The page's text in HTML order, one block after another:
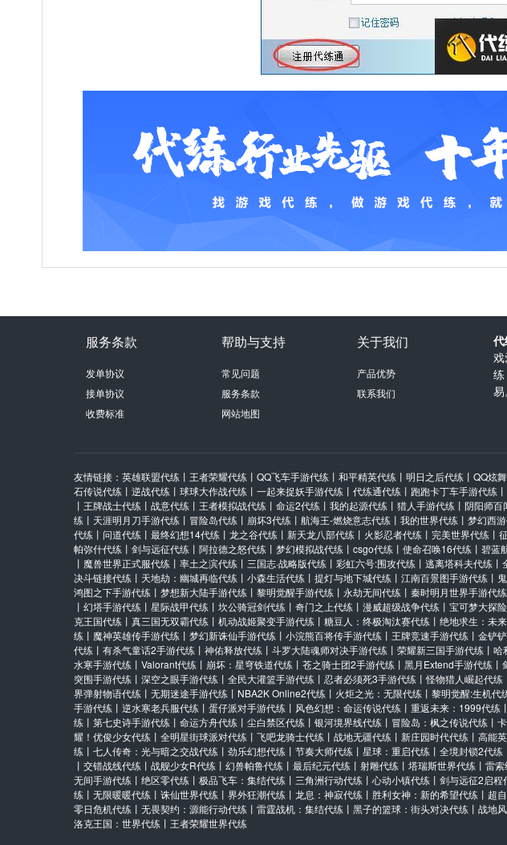
服务条款
发单协议
接单协议
收费标准
帮助与支持
常见问题
服务条款
网站地图
关于我们
产品优势
联系我们
易
友情链接： 英雄联盟代练 丨 王者荣耀代练 丨 QQ飞车手游代练 丨 和平精英代练 丨 明日之后代练 丨 QQ炫
石传说代练 丨 逆战代练 丨 球球大作战代练 丨 一起来捉妖手游代练 丨 代练通代练 丨 跑跑卡丁车手游代练 丨
丨 王牌战士代练 丨 战意代练 丨 王者模拟战代练 丨 命运2代练 丨 我的起源代练 丨 猎人手游代练 丨 阴阳师百
练 丨 天涯明月刀手游代练 丨 冒险岛代练 丨 崩坏3代练 丨 航海王-燃烧意志代练 丨 我的世界代练 丨 梦幻西
代练 丨 问道代练 丨 最终幻想14代练 丨 龙之谷代练 丨 新天龙八部代练 丨 火影忍者代练 丨 完美世界代练 丨
帕弥什代练 丨 剑与远征代练 丨 阿拉德之怒代练 丨 梦幻模拟战代练 丨 csgo代练 丨 使命召唤16代练 丨 碧蓝
丨 魔兽世界正式服代练 丨 率土之滨代练 丨 三国志·战略版代练 丨 彩虹六号:围攻代练 丨 逃离塔科夫代练 丨
决斗链接代练 丨 天地劫：幽城再临代练 丨 小森生活代练 丨 提灯与地下城代练 丨 江南百景图手游代练 丨
鸿图之下手游代练 丨 梦想新大陆手游代练 丨 黎明觉醒手游代练 丨 永劫无间代练 丨 秦时明月世界手游代练
丨 幻塔手游代练 丨 星际战甲代练 丨 坎公骑冠剑代练 丨 奇门之上代练 丨 漫威超级战争代练 丨 宝可梦大探
克王国代练 丨 真三国无双霸代练 丨 机动战姬聚变手游代练 丨 糖豆人：终极淘汰赛代练 丨 绝地求生：未
练 丨 魔神英雄传手游代练 丨 梦幻新诛仙手游代练 丨 小浣熊百将传手游代练 丨 王牌竞速手游代练 丨 金铲
代练 丨 有杀气童话2手游代练 丨 神佑释放代练 丨 斗罗大陆魂师对决手游代练 丨 荣耀新三国手游代练 丨 哈
水寒手游代练 丨 Valorant代练 丨 崩坏：星穹铁道代练 丨 苍之骑士团2手游代练 丨 黑月Extend手游代练 丨
突围手游代练 丨 深空之眼手游代练 丨 全民大灌篮手游代练 丨 忍者必须死3手游代练 丨怪物猎人崛起代练
界弹射物语代练 丨 无期迷途手游代练 丨 NBA2K Online2代练 丨 火炬之光：无限代练 丨 黎明觉醒:生机代
手游代练 丨 逆水寒老兵服代练 丨 蛋仔派对手游代练 丨 风色幻想：命运传说代练 丨 重返未来：1999代练 丨
练 丨 第七史诗手游代练 丨 命运方舟代练 丨 尘白禁区代练 丨 银河境界线代练 丨 冒险岛：枫之传说代练 丨
耀！优俊少女代练 丨 全明星街球派对代练 丨 飞吧龙骑士代练 丨 战地无疆代练 丨 新庄园时代代练 丨 高能
练 丨 七人传奇：光与暗之交战代练 丨 劲乐幻想代练 丨 节奏大师代练 丨 星球：重启代练 丨 全境封锁2代练
丨 交错战线代练 丨 战舰少女R代练 丨 幻兽帕鲁代练 丨 最后纪元代练 丨 射雕代练 丨 塔瑞斯世界代练 丨 雷索
无间手游代练 丨 绝区零代练 丨 极品飞车：集结代练 丨 三角洲行动代练 丨 心动小镇代练 丨 剑与远征2启程
练 丨 无限暖暖代练 丨 诛仙世界代练 丨 界外狂潮代练 丨 龙息：神寂代练 丨 胜利女神：新的希望代练 丨 超
零日危机代练 丨 无畏契约：源能行动代练 丨 雷霆战机：集结代练 丨 黑子的篮球：街头对决代练 丨 战地
洛克王国：世界代练 丨 王者荣耀世界代练